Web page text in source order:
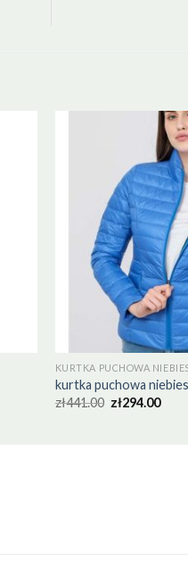
KURTKA PUCHOWA
kurtka puchowa
zł441.00 zł294.00